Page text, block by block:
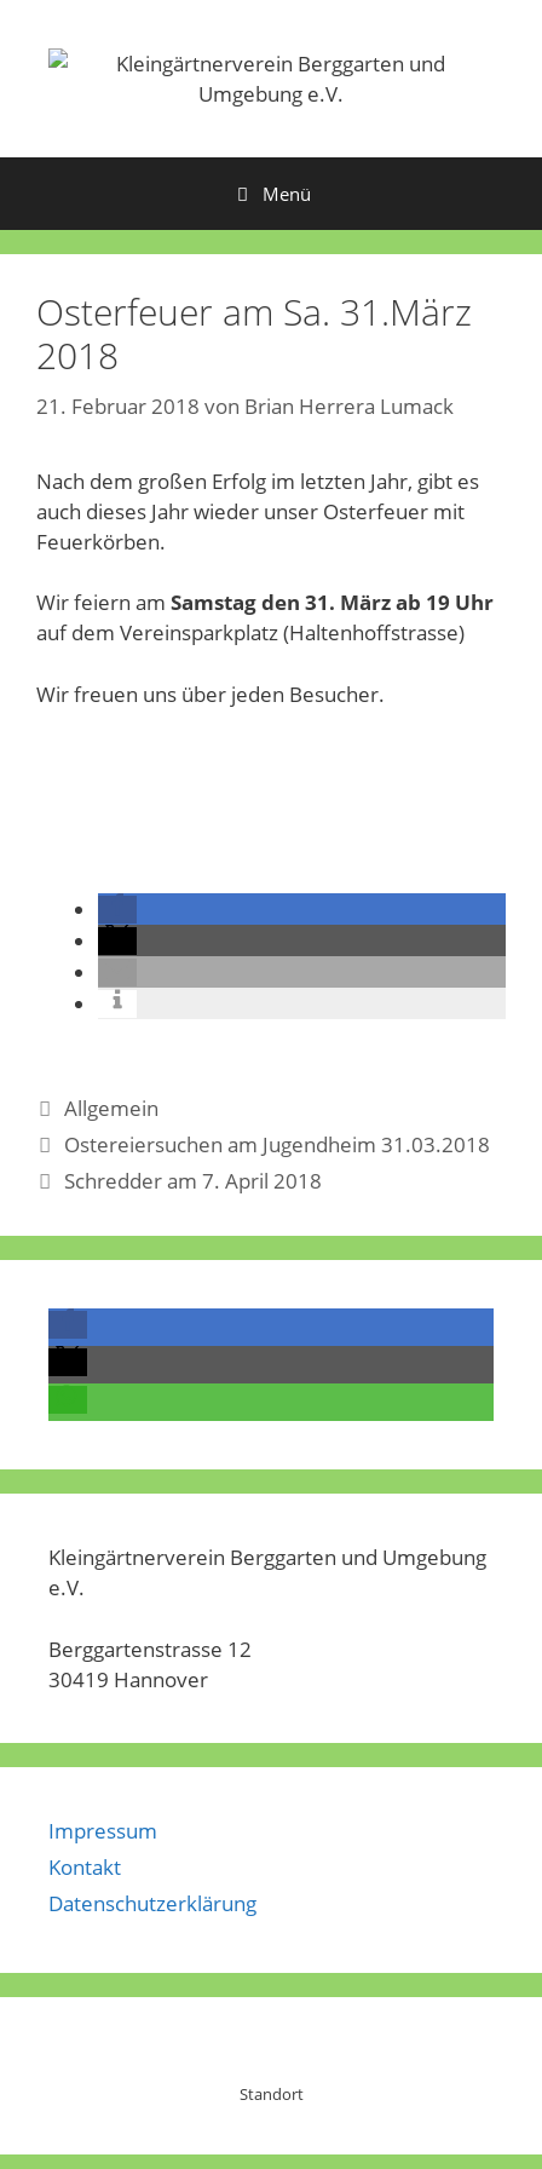
Inhalt
springen
Menü
Osterfeuer am Sa. 31.März
2018
21. Februar 2018 von Brian Herrera Lumack
Nach dem großen Erfolg im letzten Jahr, gibt es
auch dieses Jahr wieder unser Osterfeuer mit
Feuerkörben.
Wir feiern am Samstag den 31. März ab 19 Uhr
auf dem Vereinsparkplatz (Haltenhoffstrasse)
Wir freuen uns über jeden Besucher.
Kategorien
Allgemein
Ostereiersuchen am Jugendheim 31.03.2018
Schredder am 7. April 2018
Kleingärtnerverein Berggarten und Umgebung
e.V.
Berggartenstrasse 12
30419 Hannover
Impressum
Kontakt
Datenschutzerklärung
Standort